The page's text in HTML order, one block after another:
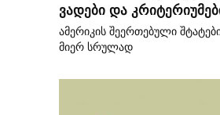
ვადები და
ამერიკის შეერთებული
მიერ სრულად